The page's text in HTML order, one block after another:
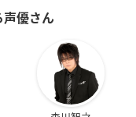
声優さん